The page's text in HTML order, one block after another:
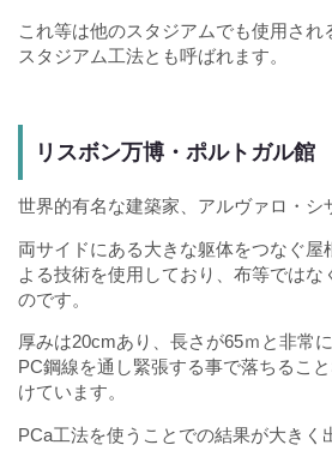
これ等は他のスタジアムでも使用され
スタジアム工法とも呼ばれます。
リスボン万博・ポルトガル館
世界的有名な建築家、アルヴァロ・シ
両サイドにある大きな躯体をつなぐ屋
よる技術を使用しており、布等ではな
のです。
厚みは20cmあり、長さが65ｍと非常
PC鋼線を通し緊張する事で落ちるこ
けています。
PCa工法を使うことでの結果が大きく